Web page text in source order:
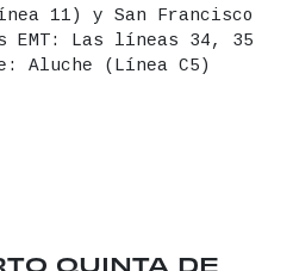
11) y San Francisco
EMT: Las líneas 34, 35
Aluche (Línea C5)
QUINTA DE
JUAN IGNACIO